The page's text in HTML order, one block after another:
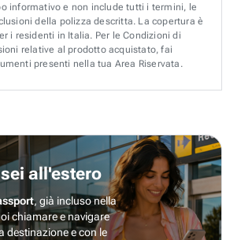
informativo e non include tutti i termini, le
della polizza descritta. La copertura è
i residenti in Italia. Per le Condizioni di
relative al prodotto acquistato, fai
presenti nella tua Area Riservata.
all'estero
, già incluso nella
chiamare e navigare
destinazione e con le